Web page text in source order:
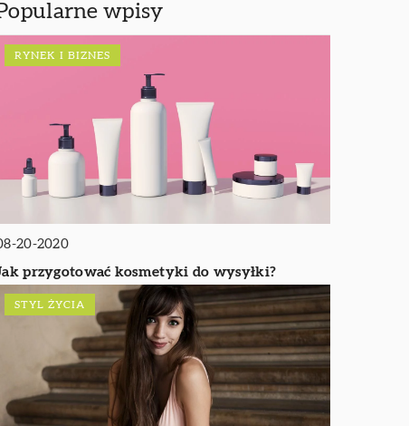
wpisy
RYNEK I BIZNES
20-2020
przygotować kosmetyki do wysyłki?
STYL ŻYCIA